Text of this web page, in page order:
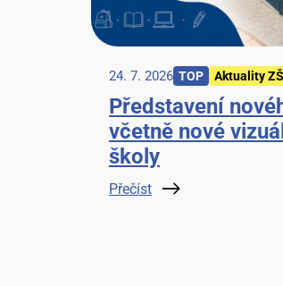
24. 7. 2026 TOP Aktuality ZŠ
Představení
včetně nové
školy
Přečíst